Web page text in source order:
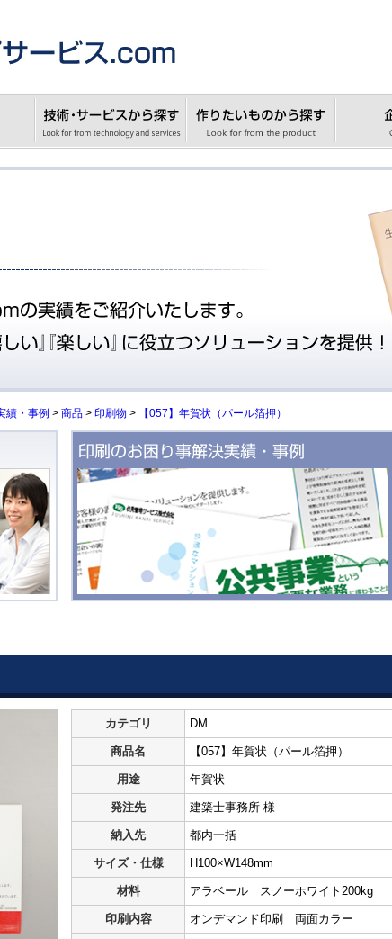
績・事例 > 商品 > 印刷物 > 【057】年賀状（パール箔押）
カテゴリ DM
商品名 【057】年賀状（パール箔押）
用途 年賀状
発注先 建築士事務所 様
納入先 都内一括
サイズ・仕様 H100×W148mm
材料 アラベール スノーホワイト200kg
印刷内容 オンデマンド印刷 両面カラー